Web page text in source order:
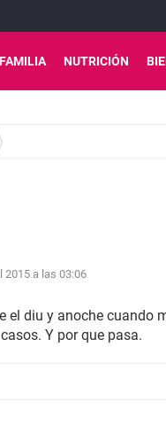
FAMILIA NUTRICIÓN
2015 a las 03:06
el diu y anoche cuando
Y por que pasa.